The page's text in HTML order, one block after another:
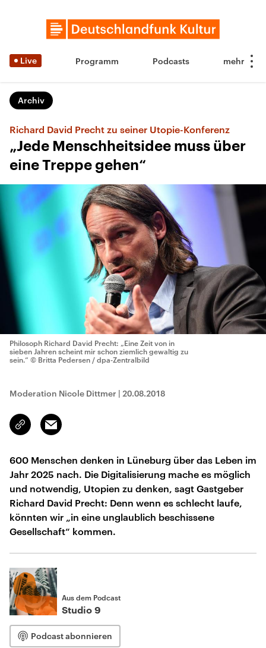
Live Programm Podcasts
Archiv
Richard David Precht zu seiner Utopie-Konferenz
„Jede Menschheitsidee muss über
eine Treppe gehen“
Philosoph Richard David Precht: „Eine Zeit von in
sieben Jahren scheint mir schon ziemlich gewaltig zu
sein.“ © Britta Pedersen / dpa-Zentralbild
Moderation Nicole Dittmer | 20.08.2018
Link
kopieren/teilen
Email
600 Menschen denken in Lüneburg über das Leben im
Jahr 2025 nach. Die Digitalisierung mache es möglich
und notwendig, Utopien zu denken, sagt Gastgeber
Richard David Precht: Denn wenn es schlecht laufe,
könnten wir „in eine unglaublich beschissene
Gesellschaft“ kommen.
Aus dem Podcast
Studio 9
Podcast abonnieren